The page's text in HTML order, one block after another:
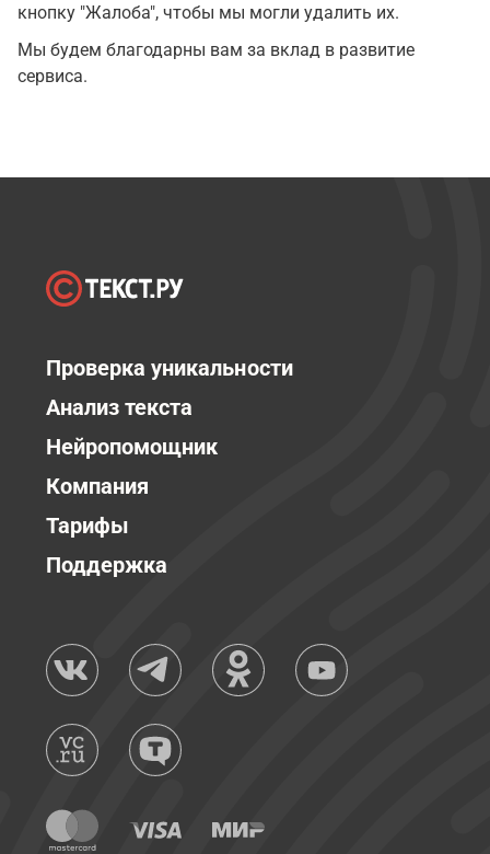
кнопку "Жалоба", чтобы мы могли удалить их.
Мы будем благодарны вам за вклад в развитие
сервиса.
Проверка уникальности
Анализ текста
Нейропомощник
Компания
Тарифы
Поддержка